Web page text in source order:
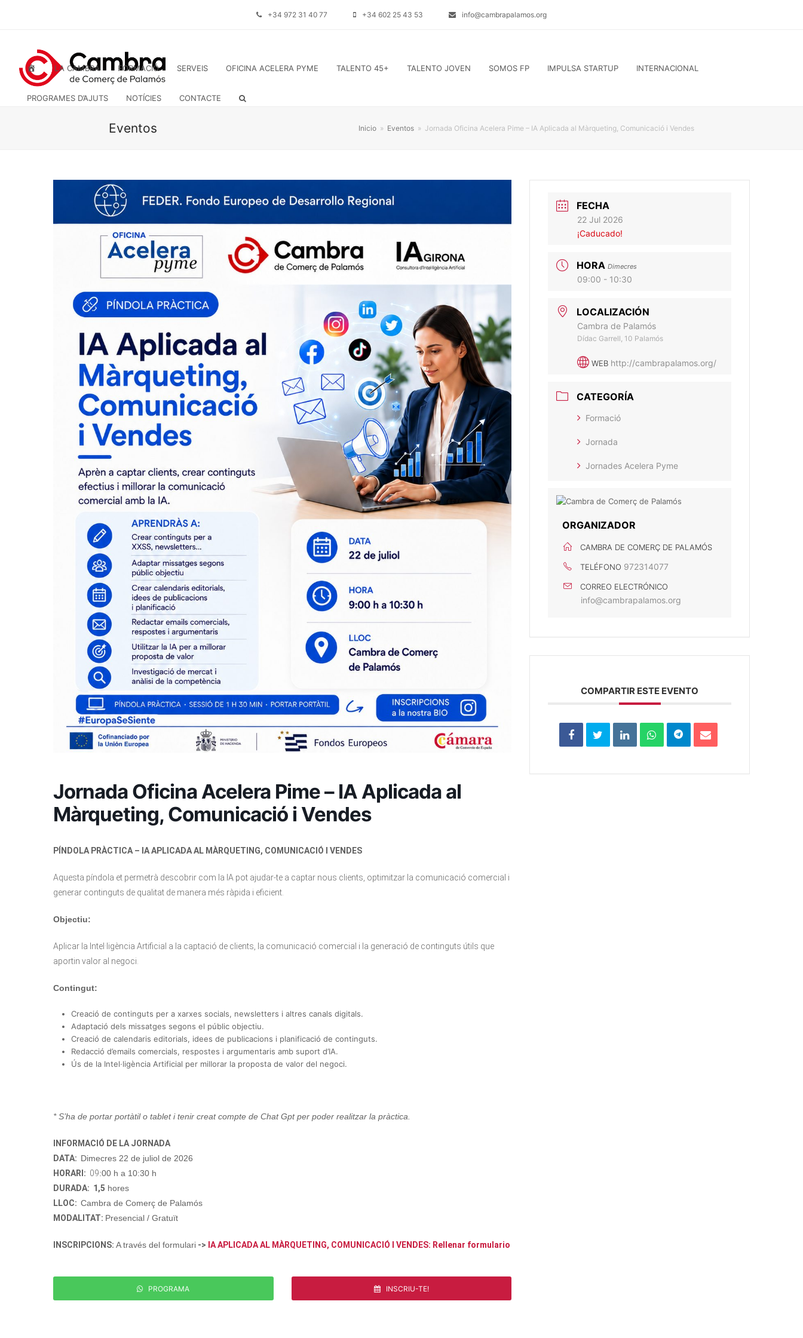
+34 972 31 40 77 +34 602 25 43 53 info@cambrapalamos.org
INICI LA CAMBRA FORMACIÓ SERVEIS OFICINA ACELERA PYME TALENTO 45+ TALENTO JOVEN SOMOS FP IMPULSA STARTUP INTERNACIONAL
PROGRAMES D’AJUTS NOTÍCIES CONTACTE
Eventos Inicio » Eventos » Jornada Oficina Acelera Pime – IA Aplicada al Màrqueting, Comunicació i Vendes
Jornada Oficina Acelera Pime – IA Aplicada al
Màrqueting, Comunicació i Vendes
PÍNDOLA PRÀCTICA – IA APLICADA AL MÀRQUETING, COMUNICACIÓ I VENDES
Aquesta píndola et permetrà descobrir com la IA pot ajudar-te a captar nous clients, optimitzar la comunicació comercial i
generar continguts de qualitat de manera més ràpida i eficient.
Objectiu:
Aplicar la Intel·ligència Artificial a la captació de clients, la comunicació comercial i la generació de continguts útils que
aportin valor al negoci.
Contingut:
Creació de continguts per a xarxes socials, newsletters i altres canals digitals.
Adaptació dels missatges segons el públic objectiu.
Creació de calendaris editorials, idees de publicacions i planificació de continguts.
Redacció d’emails comercials, respostes i argumentaris amb suport d’IA.
Ús de la Intel·ligència Artificial per millorar la proposta de valor del negoci.
* S’ha de portar portàtil o tablet i tenir creat compte de Chat Gpt per poder realitzar la pràctica.
INFORMACIÓ DE LA JORNADA
DATA: Dimecres 22 de juliol de 2026
HORARI: 09:00 h a 10:30 h
DURADA: 1,5 hores
LLOC: Cambra de Comerç de Palamós
MODALITAT: Presencial / Gratuït
INSCRIPCIONS: A través del formulari -> IA APLICADA AL MÀRQUETING, COMUNICACIÓ I VENDES: Rellenar formulario
PROGRAMA INSCRIU-TE!
FECHA
22 Jul 2026
¡Caducado!
HORA Dimecres
09:00 - 10:30
LOCALIZACIÓN
Cambra de Palamós
Dídac Garrell, 10 Palamós
WEB http://cambrapalamos.org/
CATEGORÍA
Formació
Jornada
Jornades Acelera Pyme
ORGANIZADOR
CAMBRA DE COMERÇ DE PALAMÓS
TELÉFONO 972314077
CORREO ELECTRÓNICO
info@cambrapalamos.org
COMPARTIR ESTE EVENTO